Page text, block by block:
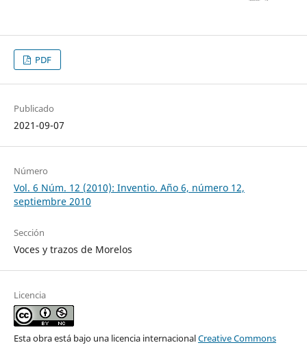
PDF
Publicado
2021-09-07
Número
Vol. 6 Núm. 12 (2010): Inventio. Año 6, número 12,
septiembre 2010
Sección
Voces y trazos de Morelos
Licencia
Esta obra está bajo una licencia internacionalCreative Commons